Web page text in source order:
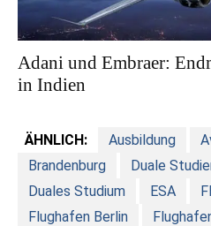
Adani und Embraer:
in Indien
ÄHNLICH: Ausbildung
Brandenburg
Duale
Duales Studium
ESA
Flughafen Berlin